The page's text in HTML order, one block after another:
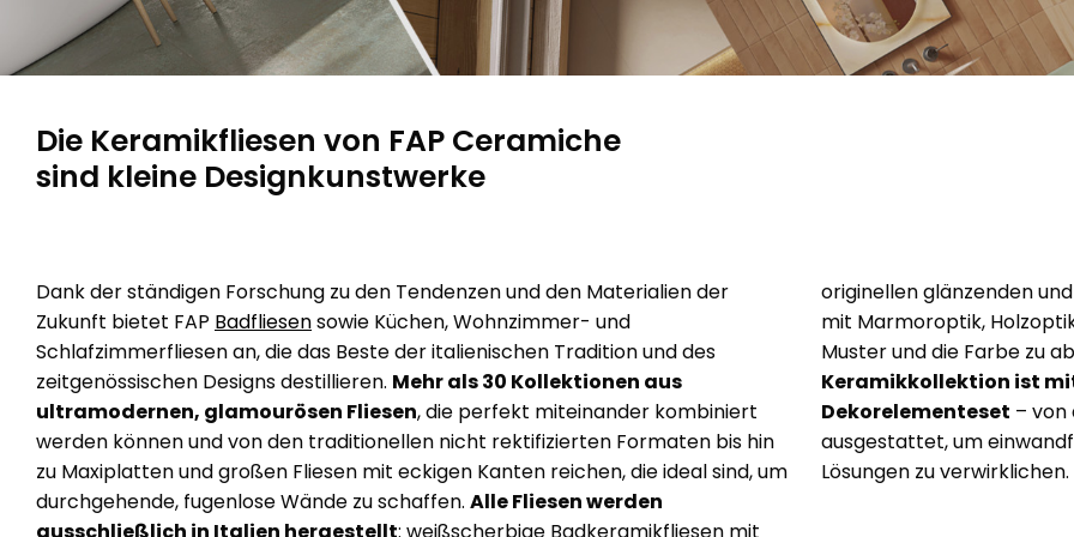
Wählen Sie die Form, den Stil und die Farbe
und lassen Sie sich von Dutzenden von Design-
und Trendprojekten für Ihr Badezimmer inspirieren.
Wir haben die visionärsten Trends des kommenden
Jahres in vier einzigartige Stilrichtungen
zusammengefasst – für alle, die nicht nur einen
Wandbelag, sondern Emotionen suchen.
Unsere
Unternehmen in Sassuolo die
Produktion von kostbaren Fliesen für
Wandverkleidungen und Bodenbeläge
The environment is of incalculable value
Jedes Projekt beginnt bei
Die Keramikfliesen von FAP Ceramiche
sind kleine Designkunstwerke
Dank der ständigen Forschung zu den Tendenzen und den Materialien der
Zukunft bietet FAP Badfliesensowie Küchen, Wohnzimmer- und
Schlafzimmerfliesen an, die das Beste der italienischen Tradition und des
zeitgenössischen Designs destillieren. Mehr als 30 Kollektionen aus
ultramodernen, glamourösen Fliesen, die perfekt miteinander kombiniert
werden können und von den traditionellen nicht rektifizierten Formaten bis hin
zu Maxiplatten und großen Fliesen mit eckigen Kanten reichen, die ideal sind, um
durchgehende, fugenlose Wände zu schaffen. Alle Fliesen werden
originellen glänzenden
mit Marmoroptik,
Muster und die Farbe zu
Keramikkollektion ist
Dekorelementeset – von
ausgestattet, um
Lösungen zu verwirklichen.